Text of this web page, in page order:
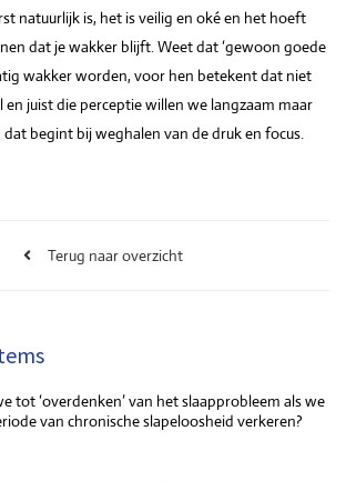
natuurlijk is, het is veilig en oké en het hoeft
dat je wakker blijft. Weet dat ‘gewoon goede
wakker worden, voor hen betekent dat niet
en juist die perceptie willen we langzaam maar
begint bij weghalen van de druk en focus.
Terug naar overzicht
tot ‘overdenken’ van het slaapprobleem als we
van chronische slapeloosheid verkeren?